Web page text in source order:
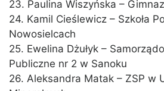
23. Paulina Wiszyńska –
24. Kamil Cieślewicz – Szkoła
Nowosielcach
25. Ewelina Dżułyk –
Publiczne nr 2 w Sanoku
26. Aleksandra Matak – ZSP w